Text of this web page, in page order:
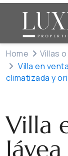
Home
Villas
Villa en
climatizada y
Villa